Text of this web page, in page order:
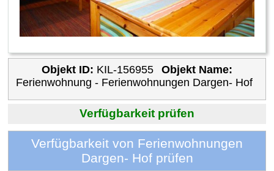
Objekt ID: KIL-156955
Objekt Name:
Ferienwohnung - Ferienwohnungen Dargen- Hof
Verfügbarkeit prüfen
Verfügbarkeit von Ferienwohnungen
Dargen- Hof prüfen